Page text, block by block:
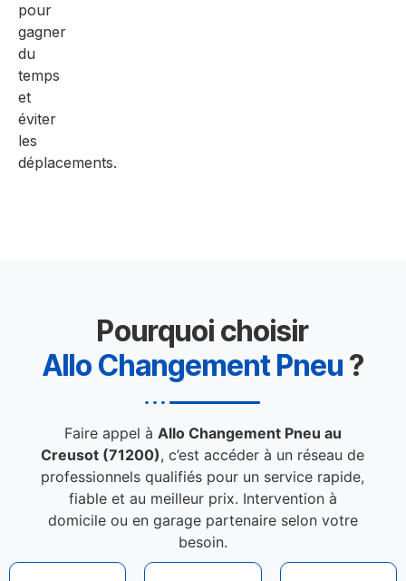
pour
gagner
du
temps
et
éviter
les
déplacements.
Pourquoi choisir
Allo Changement Pneu ?
Faire appel à Allo Changement Pneu au
Creusot (71200), c’est accéder à un réseau de
professionnels qualifiés pour un service rapide,
fiable et au meilleur prix. Intervention à
domicile ou en garage partenaire selon votre
besoin.